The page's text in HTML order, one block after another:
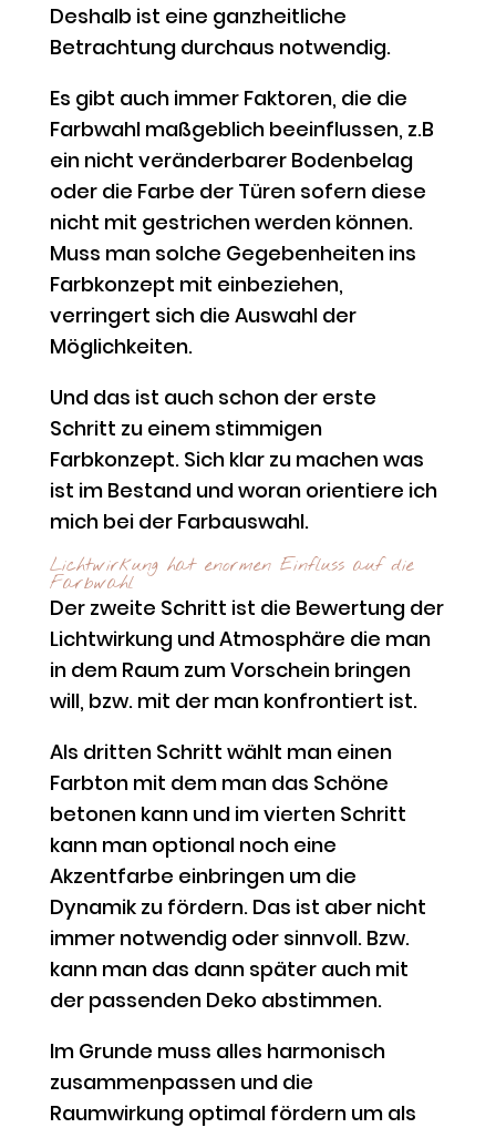
Deshalb ist eine ganzheitliche
Betrachtung durchaus notwendig.
Es gibt auch immer Faktoren, die die
Farbwahl maßgeblich beeinflussen, z.B
ein nicht veränderbarer Bodenbelag
oder die Farbe der Türen sofern diese
nicht mit gestrichen werden können.
Muss man solche Gegebenheiten ins
Farbkonzept mit einbeziehen,
verringert sich die Auswahl der
Möglichkeiten.
Und das ist auch schon der erste
Schritt zu einem stimmigen
Farbkonzept. Sich klar zu machen was
ist im Bestand und woran orientiere ich
mich bei der Farbauswahl.
Lichtwirkung hat enormen Einfluss auf die
Farbwahl
Der zweite Schritt ist die Bewertung der
Lichtwirkung und Atmosphäre die man
in dem Raum zum Vorschein bringen
will, bzw. mit der man konfrontiert ist.
Als dritten Schritt wählt man einen
Farbton mit dem man das Schöne
betonen kann und im vierten Schritt
kann man optional noch eine
Akzentfarbe einbringen um die
Dynamik zu fördern. Das ist aber nicht
immer notwendig oder sinnvoll. Bzw.
kann man das dann später auch mit
der passenden Deko abstimmen.
Im Grunde muss alles harmonisch
zusammenpassen und die
Raumwirkung optimal fördern um als